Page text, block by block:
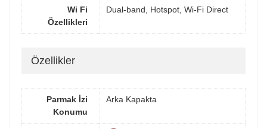
Wi Fi
Özellikleri
Dual-band, Hotspot, Wi-Fi Direct
Özellikler
Parmak İzi
Konumu
Arka Kapakta